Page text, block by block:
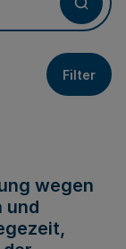
Filter
wegen
und